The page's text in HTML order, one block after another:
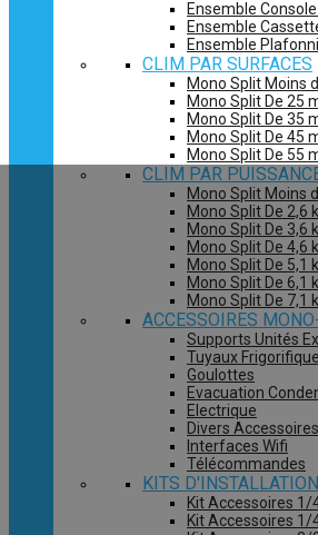
Ensemble Console
Ensemble
Ensemble
CLIM PAR SURFACES
Mono Split Moins
Mono Split De 25
Mono Split De 35
Mono Split De 45
Mono Split De 55
CLIM PAR
Mono Split Moins
Mono Split De 2,6
Mono Split De 3,6
Mono Split De 4,6
Mono Split De 5,1
Mono Split De 6,1
Mono Split De 7,1
ACCESSOIRES
Supports Unités
Tuyaux
Goulottes
Evacuation
Electrique
Divers
Interfaces Wifi
Télécommandes
KITS
Kit Accessoires 1/
Kit Accessoires 1/